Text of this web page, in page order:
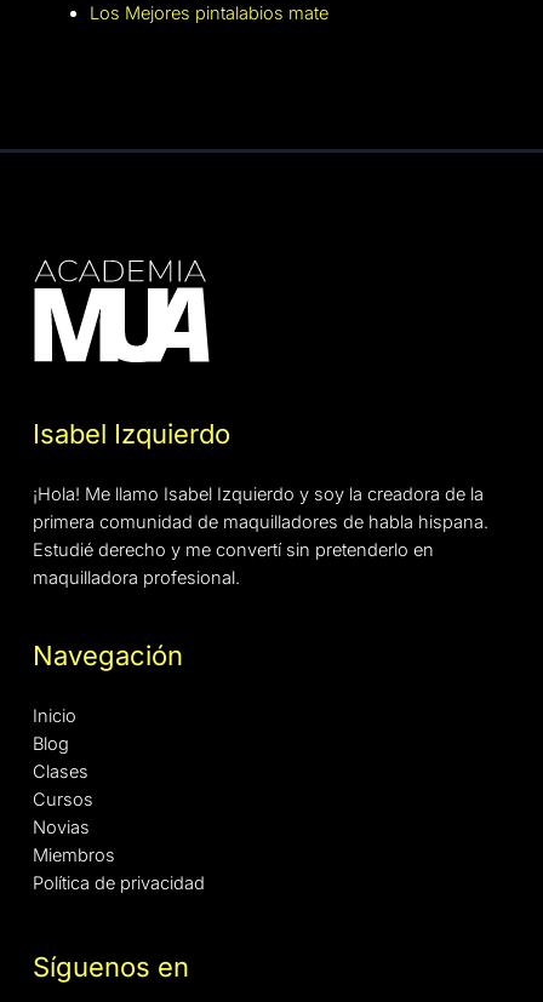
Los Mejores pintalabios mate
Isabel Izquierdo
¡Hola! Me llamo Isabel Izquierdo y soy la creadora de la
primera comunidad de maquilladores de habla hispana.
Estudié derecho y me convertí sin pretenderlo en
maquilladora profesional.
Navegación
Inicio
Blog
Clases
Cursos
Novias
Miembros
Política de privacidad
Síguenos en